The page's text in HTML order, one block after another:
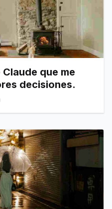
que me
decisiones.